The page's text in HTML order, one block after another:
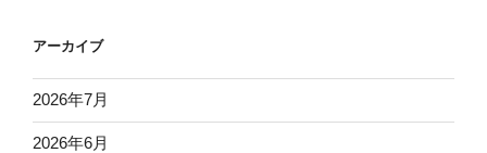
アーカイブ
2026年7月
2026年6月